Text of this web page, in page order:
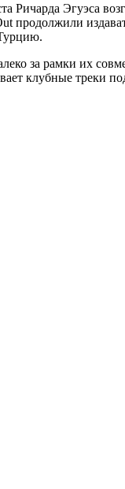
Ричарда Эгуэса
продолжили
за рамки их
клубные треки